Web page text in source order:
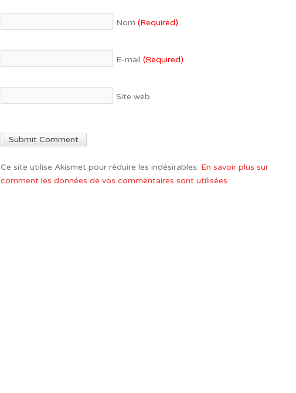
Nom (Required)
E-mail (Required)
Site web
Ce site utilise Akismet pour réduire les indésirables. En savoir plus sur
comment les données de vos commentaires sont utilisées.